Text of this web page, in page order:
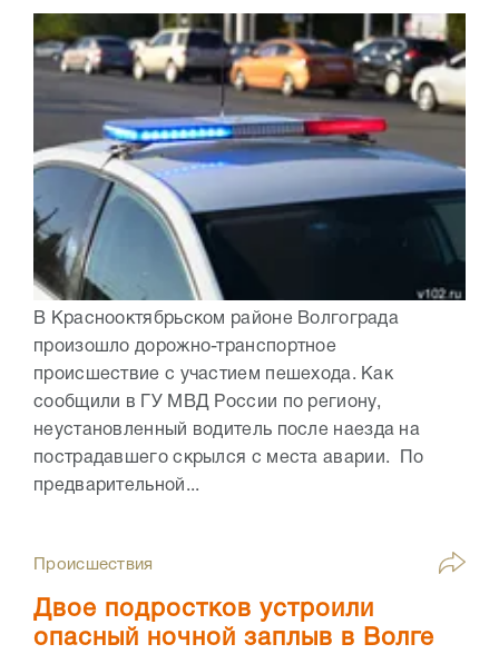
В Краснооктябрьском районе Волгограда
произошло дорожно-транспортное
происшествие с участием пешехода. Как
сообщили в ГУ МВД России по региону,
неустановленный водитель после наезда на
пострадавшего скрылся с места аварии. По
предварительной...
Происшествия
Двое подростков устроили
опасный ночной заплыв в Волге